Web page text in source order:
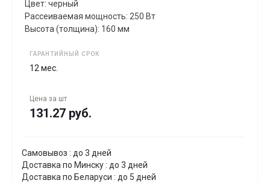
Цвет: черный
Рассеиваемая мощность: 250 Вт
Высота (толщина): 160 мм
ГАРАНТИЙНЫЙ СРОК
12 мес.
Цена за шт
131.27 руб.
Самовывоз : до 3 дней
Доставка по Минску : до 3 дней
Доставка по Беларуси : до 5 дней